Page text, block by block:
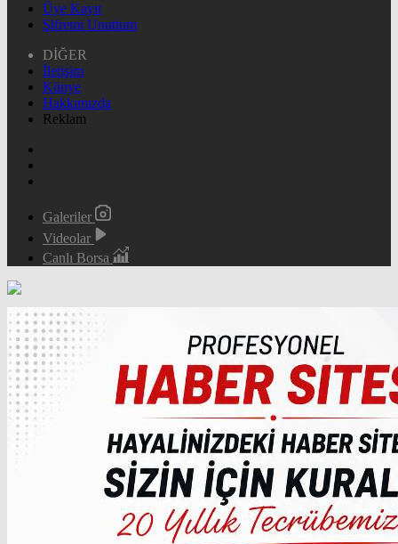
Üye Kayıt
Şifremi Unuttum
DİĞER
İletişim
Künye
Hakkımızda
Reklam
Galeriler
Videolar
Canlı Borsa